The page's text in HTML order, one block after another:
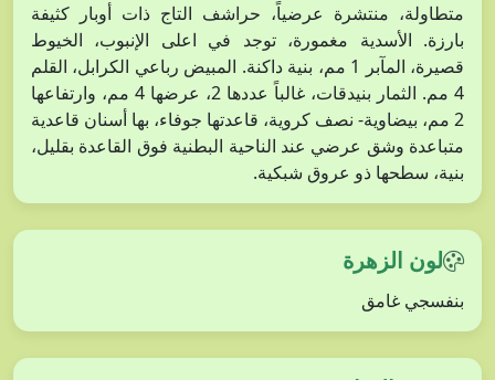
متطاولة، منتشرة عرضياً، حراشف التاج ذات أوبار كثيفة
بارزة. الأسدية مغمورة، توجد في اعلى الإنبوب، الخيوط
قصيرة، المآبر 1 مم، بنية داكنة. المبيض رباعي الكرابل، القلم
4 مم. الثمار بنيدقات، غالباً عددها 2، عرضها 4 مم، وارتفاعها
2 مم، بيضاوية- نصف كروية، قاعدتها جوفاء، بها أسنان قاعدية
متباعدة وشق عرضي عند الناحية البطنية فوق القاعدة بقليل،
بنية، سطحها ذو عروق شبكية.
لون الزهرة
بنفسجي غامق